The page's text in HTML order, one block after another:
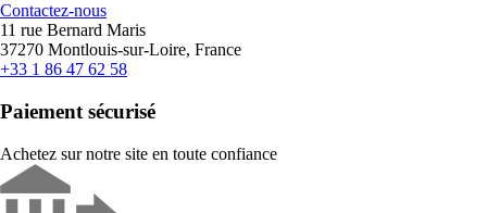
Contactez-nous
11 rue Bernard Maris
37270 Montlouis-sur-Loire, France
+33 1 86 47 62 58
Paiement sécurisé
Achetez sur notre site en toute confiance